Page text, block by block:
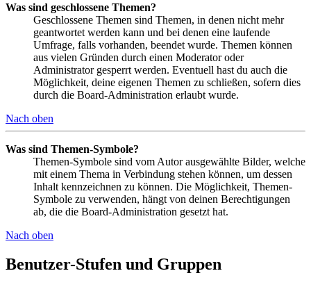
Was sind geschlossene Themen?
Geschlossene Themen sind Themen, in denen nicht mehr
geantwortet werden kann und bei denen eine laufende
Umfrage, falls vorhanden, beendet wurde. Themen können
aus vielen Gründen durch einen Moderator oder
Administrator gesperrt werden. Eventuell hast du auch die
Möglichkeit, deine eigenen Themen zu schließen, sofern dies
durch die Board-Administration erlaubt wurde.
Nach oben
Was sind Themen-Symbole?
Themen-Symbole sind vom Autor ausgewählte Bilder, welche
mit einem Thema in Verbindung stehen können, um dessen
Inhalt kennzeichnen zu können. Die Möglichkeit, Themen-
Symbole zu verwenden, hängt von deinen Berechtigungen
ab, die die Board-Administration gesetzt hat.
Nach oben
Benutzer-Stufen und Gruppen